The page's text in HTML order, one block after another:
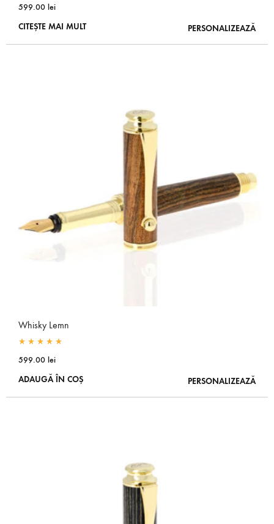
599.00 lei
CITEȘTE MAI MULT
PERSONALIZEAZĂ
Whisky Lemn
599.00 lei
ADAUGĂ ÎN COȘ
PERSONALIZEAZĂ